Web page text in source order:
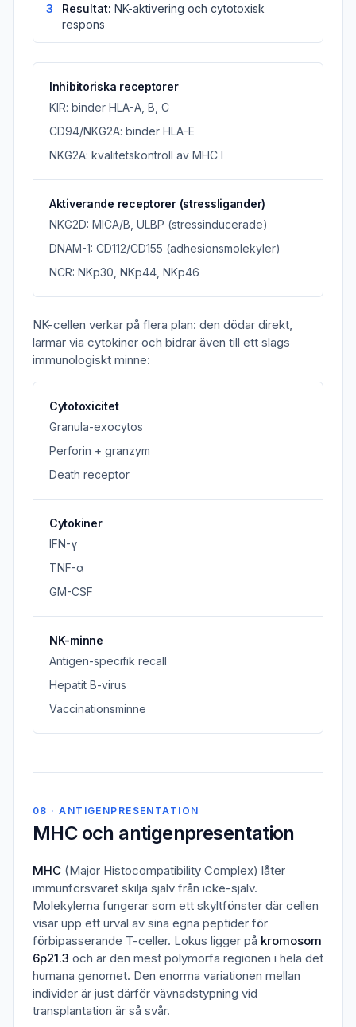
3 Resultat: NK-aktivering och cytotoxisk
respons
Inhibitoriska receptorer
KIR: binder HLA-A, B, C
CD94/NKG2A: binder HLA-E
NKG2A: kvalitetskontroll av MHC I
Aktiverande receptorer (stressligander)
NKG2D: MICA/B, ULBP (stressinducerade)
DNAM-1: CD112/CD155 (adhesionsmolekyler)
NCR: NKp30, NKp44, NKp46
NK-cellen verkar på flera plan: den dödar direkt,
larmar via cytokiner och bidrar även till ett slags
immunologiskt minne:
Cytotoxicitet
Granula-exocytos
Perforin + granzym
Death receptor
Cytokiner
IFN-γ
TNF-α
GM-CSF
NK-minne
Antigen-specifik recall
Hepatit B-virus
Vaccinationsminne
08 · ANTIGENPRESENTATION
MHC och antigenpresentation
MHC (Major Histocompatibility Complex) låter
immunförsvaret skilja själv från icke-själv.
Molekylerna fungerar som ett skyltfönster där cellen
visar upp ett urval av sina egna peptider för
förbipasserande T-celler. Lokus ligger på kromosom
6p21.3 och är den mest polymorfa regionen i hela det
humana genomet. Den enorma variationen mellan
individer är just därför vävnadstypning vid
transplantation är så svår.